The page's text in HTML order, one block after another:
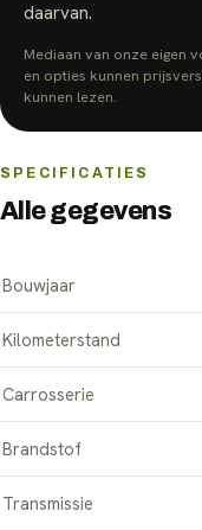
daarvan.
Mediaan van onze eigen
en opties kunnen
kunnen lezen.
SPECIFICATIES
Alle gegevens
Bouwjaar
Kilometerstand
Carrosserie
Brandstof
Transmissie